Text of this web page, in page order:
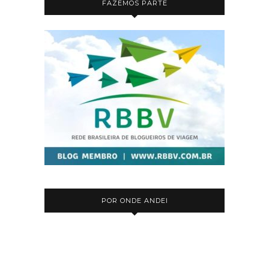
FAZEMOS PARTE
POR ONDE ANDEI